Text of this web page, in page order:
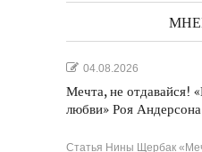
04.08.2026
Мечта, не отдавайся!
любви» Роя Андерсона
Статья Нины Щербак